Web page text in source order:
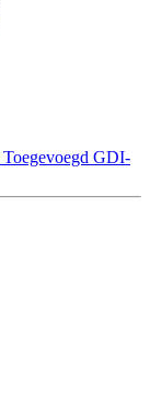
Toegevoegd GDI-